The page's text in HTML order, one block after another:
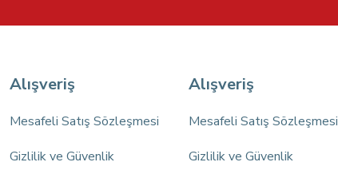
Alışveriş
Mesafeli Satış Sözleşmesi
Gizlilik ve Güvenlik
Alışveriş
Mesafeli Satış Sözleşmesi
Gizlilik ve Güvenlik